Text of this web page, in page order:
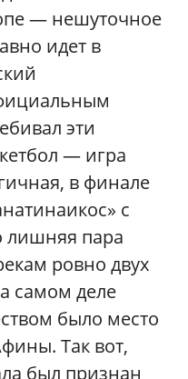
— нешуточное
идет в
эти
— игра
в финале
с
лишняя пара
ровно двух
самом деле
было место
Так вот,
был признан